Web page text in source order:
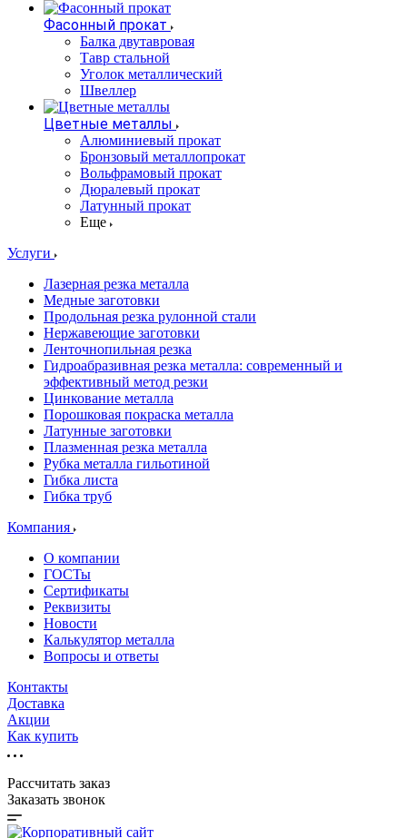
Фасонный прокат
Балка двутавровая
Тавр стальной
Уголок металлический
Швеллер
Цветные металлы
Алюминиевый прокат
Бронзовый металлопрокат
Вольфрамовый прокат
Дюралевый прокат
Латунный прокат
Еще
Услуги
Лазерная резка металла
Медные заготовки
Продольная резка рулонной стали
Нержавеющие заготовки
Ленточнопильная резка
Гидроабразивная резка металла: современный и
эффективный метод резки
Цинкование металла
Порошковая покраска металла
Латунные заготовки
Плазменная резка металла
Рубка металла гильотиной
Гибка листа
Гибка труб
Компания
О компании
ГОСТы
Сертификаты
Реквизиты
Новости
Калькулятор металла
Вопросы и ответы
Контакты
Доставка
Акции
Как купить
Рассчитать заказ
Заказать звонок